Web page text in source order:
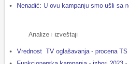
Nenadić: U ovu kampanju smo ušli sa
Analize i izveštaji
Vrednost TV oglašavanja - procena TS